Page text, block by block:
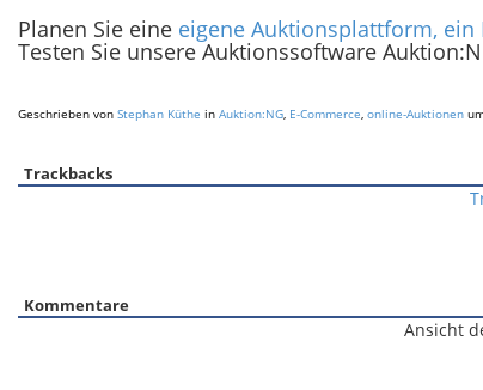
Planen Sie eine eigene Auktionsplattform, ein
Testen Sie unsere Auktionssoftware
Geschrieben von Stephan Küthe in Auktion:NG, E-Commerce, online-Auktionen
Trackbacks
Kommentare
Ansicht